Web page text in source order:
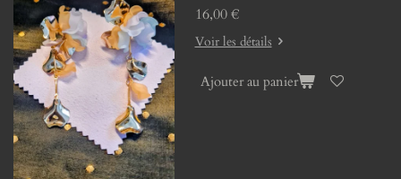
16,00 €
Voir les détails
Ajouter au panier